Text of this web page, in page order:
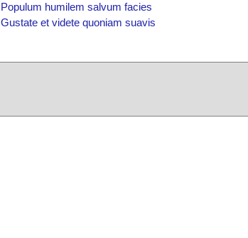
Populum humilem salvum facies
Gustate et videte quoniam suavis